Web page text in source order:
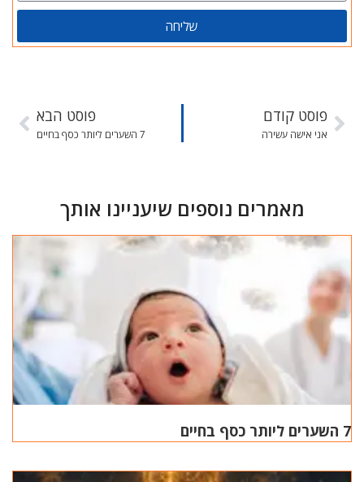
שליחה
פוסט קודם
אני אישה עשירה
פוסט הבא
7 השערים ליותר כסף בחיים
מאמרים נוספים שיעניינו אותך
7 השערים ליותר כסף בחיים